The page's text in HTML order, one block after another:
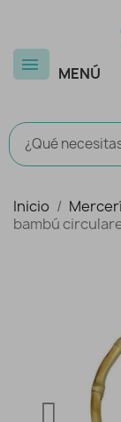
MENÚ
Inicio
bambú